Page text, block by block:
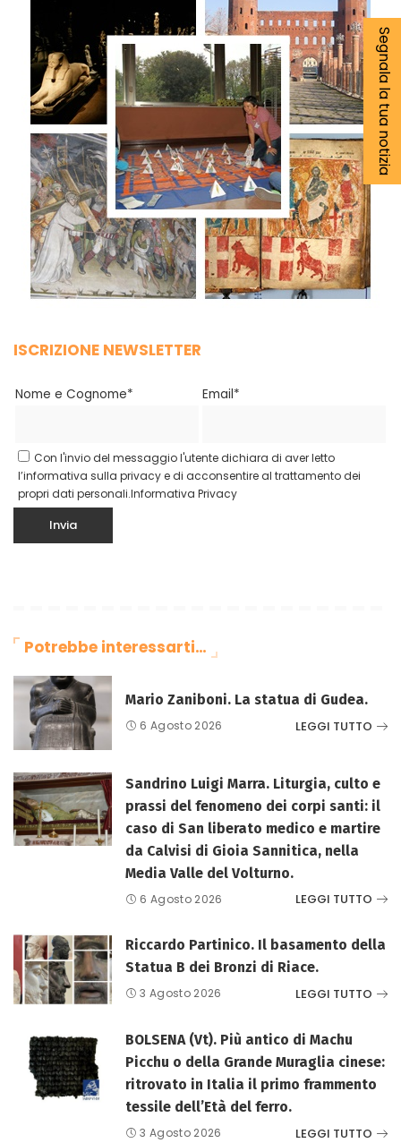
ISCRIZIONE NEWSLETTER
Nome e Cognome* Email*
Con l'invio del messaggio l'utente dichiara di aver letto
l’informativa sulla privacy e di acconsentire al trattamento dei
propri dati personali.Informativa Privacy
Potrebbe interessarti…
Mario Zaniboni. La statua di Gudea.
6 Agosto 2026 LEGGI TUTTO
Sandrino Luigi Marra. Liturgia, culto e
prassi del fenomeno dei corpi santi: il
caso di San liberato medico e martire
da Calvisi di Gioia Sannitica, nella
Media Valle del Volturno.
6 Agosto 2026 LEGGI TUTTO
Riccardo Partinico. Il basamento della
Statua B dei Bronzi di Riace.
3 Agosto 2026 LEGGI TUTTO
BOLSENA (Vt). Più antico di Machu
Picchu o della Grande Muraglia cinese:
ritrovato in Italia il primo frammento
tessile dell’Età del ferro.
3 Agosto 2026 LEGGI TUTTO
Segnala la tua notizia